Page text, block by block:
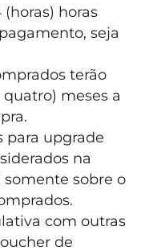
horas
seja
terão
meses a
para upgrade
na
somente sobre o
com outras
de